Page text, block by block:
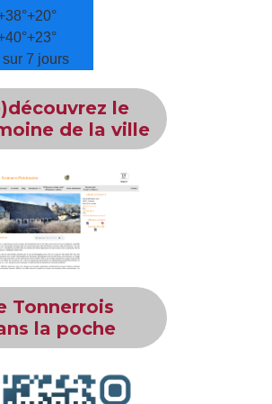
38°+20°
40°+23°
7 jours
le
de la ville
Tonnerrois
la poche